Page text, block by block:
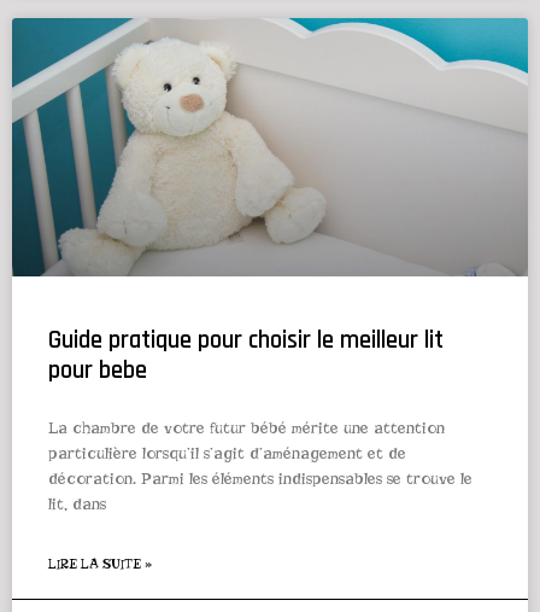
Guide pratique pour choisir le meilleur lit
pour bebe
La chambre de votre futur bébé mérite une attention
particulière lorsqu’il s’agit d’aménagement et de
décoration. Parmi les éléments indispensables se trouve le
lit, dans
LIRE LA SUITE »